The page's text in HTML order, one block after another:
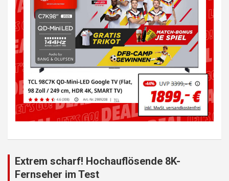
Extrem scharf! Hochauflösende 8K-
Fernseher im Test